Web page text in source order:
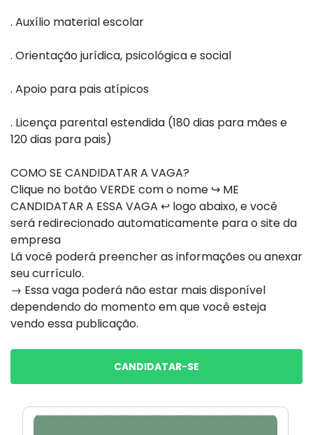
. Auxílio material escolar
. Orientação jurídica, psicológica e social
. Apoio para pais atípicos
. Licença parental estendida (180 dias para mães e
120 dias para pais)
COMO SE CANDIDATAR A VAGA?
Clique no botão VERDE com o nome ↪ ME
CANDIDATAR A ESSA VAGA ↩ logo abaixo, e você
será redirecionado automaticamente para o site da
empresa
Lá você poderá preencher as informações ou anexar
seu currículo.
→ Essa vaga poderá não estar mais disponível
dependendo do momento em que você esteja
vendo essa publicação.
CANDIDATAR-SE